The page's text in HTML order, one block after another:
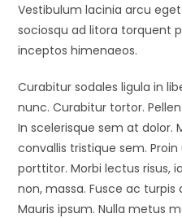
Vestibulum lacinia arcu
sociosqu ad litora torquent
inceptos himenaeos.
Curabitur sodales ligula in
nunc. Curabitur tortor.
In scelerisque sem at dolor.
convallis tristique sem.
porttitor. Morbi lectus risus,
non, massa. Fusce ac turpis
Mauris ipsum. Nulla metus